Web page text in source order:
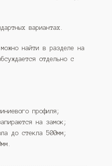
вариантах.
найти в разделе на
отдельно с
профиля;
на замок;
до стекла 500мм;